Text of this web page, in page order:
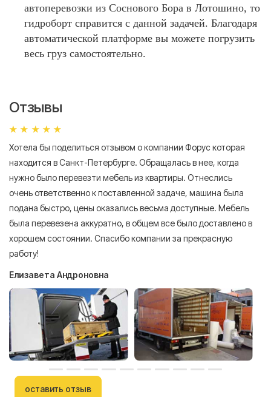
автоперевозки из Соснового Бора в Лотошино, то
гидроборт справится с данной задачей. Благодаря
автоматической платформе вы можете погрузить
весь груз самостоятельно.
Отзывы
Хотела бы поделиться отзывом о компании Форус которая
находится в Санкт-Петербурге. Обращалась в нее, когда
нужно было перевезти мебель из квартиры. Отнеслись
очень ответственно к поставленной задаче, машина была
подана быстро, цены оказались весьма доступные. Мебель
была перевезена аккуратно, в общем все было доставлено в
хорошем состоянии. Спасибо компании за прекрасную
работу!
Елизавета Андроновна
оставить отзыв